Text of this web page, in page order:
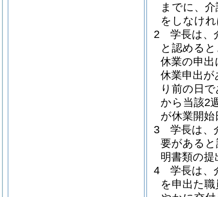
までに、
をしなけ
2
学長は、
と認める
休業の申
休業申出
り前の日
から当該2
が休業開
3
学長は、
要がある
明書類の
4
学長は、
を申出た